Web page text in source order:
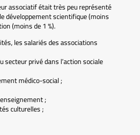
associatif était très peu représenté
développement scientifique (moins
(moins de 1 %).
les salariés des associations
secteur privé dans l’action sociale
médico-social ;
;
culturelles ;